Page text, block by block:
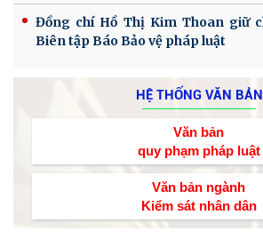
Đồng chí Hồ Thị Kim Thoan giữ
Biên tập Báo Bảo vệ pháp luật
HỆ THỐNG VĂN BẢN
Văn bản
quy phạm pháp luật
Văn bản ngành
Kiểm sát nhân dân